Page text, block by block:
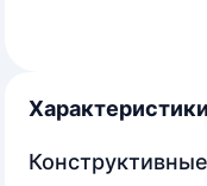
Характеристики